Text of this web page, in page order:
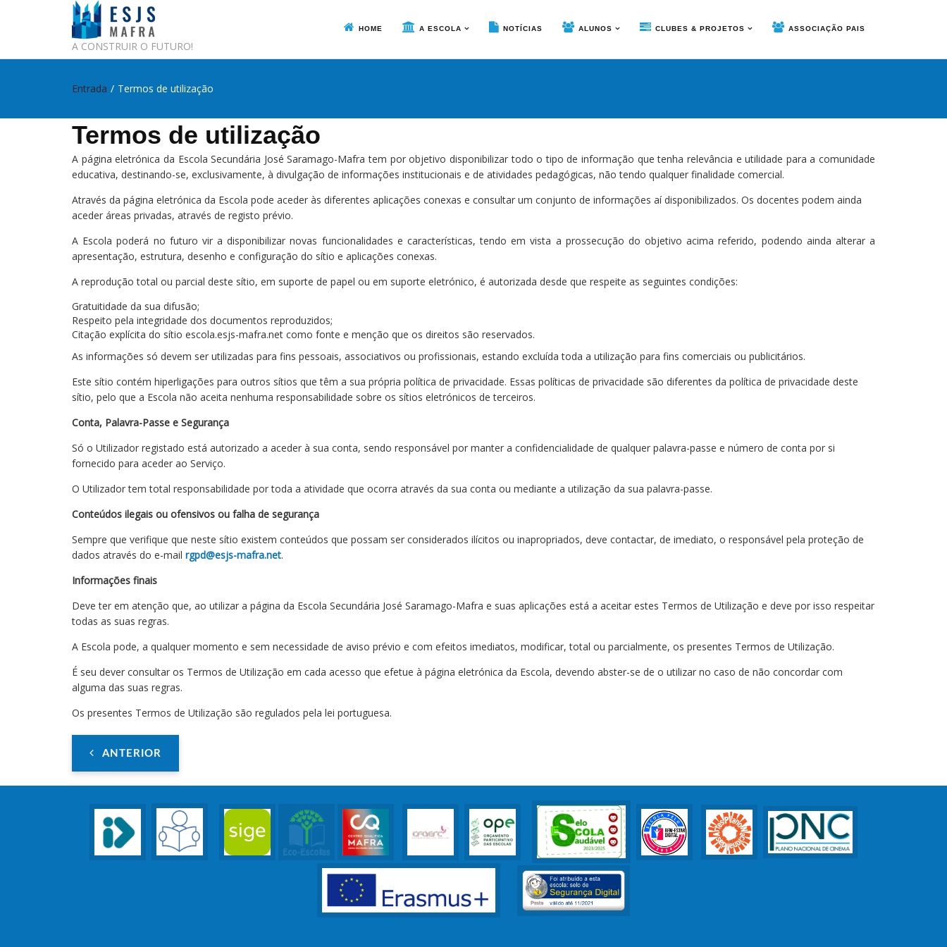
A CONSTRUIR O FUTURO!
HOME A ESCOLA NOTÍCIAS ALUNOS CLUBES & PROJETOS ASSOCIAÇÃO PAIS
Entrada / Termos de utilização
Termos de utilização
A página eletrónica da Escola Secundária José Saramago-Mafra tem por objetivo disponibilizar todo o tipo de informação que tenha relevância e utilidade para a comunidade
educativa, destinando-se, exclusivamente, à divulgação de informações institucionais e de atividades pedagógicas, não tendo qualquer finalidade comercial.
Através da página eletrónica da Escola pode aceder às diferentes aplicações conexas e consultar um conjunto de informações aí disponibilizados. Os docentes podem ainda
aceder áreas privadas, através de registo prévio.
A Escola poderá no futuro vir a disponibilizar novas funcionalidades e características, tendo em vista a prossecução do objetivo acima referido, podendo ainda alterar a
apresentação, estrutura, desenho e configuração do sítio e aplicações conexas.
A reprodução total ou parcial deste sítio, em suporte de papel ou em suporte eletrónico, é autorizada desde que respeite as seguintes condições:
Gratuitidade da sua difusão;
Respeito pela integridade dos documentos reproduzidos;
Citação explícita do sítio escola.esjs-mafra.net como fonte e menção que os direitos são reservados.
As informações só devem ser utilizadas para fins pessoais, associativos ou profissionais, estando excluída toda a utilização para fins comerciais ou publicitários.
Este sítio contém hiperligações para outros sítios que têm a sua própria política de privacidade. Essas políticas de privacidade são diferentes da política de privacidade deste
sítio, pelo que a Escola não aceita nenhuma responsabilidade sobre os sítios eletrónicos de terceiros.
Conta, Palavra-Passe e Segurança
Só o Utilizador registado está autorizado a aceder à sua conta, sendo responsável por manter a confidencialidade de qualquer palavra-passe e número de conta por si
fornecido para aceder ao Serviço.
O Utilizador tem total responsabilidade por toda a atividade que ocorra através da sua conta ou mediante a utilização da sua palavra-passe.
Conteúdos ilegais ou ofensivos ou falha de segurança
Sempre que verifique que neste sítio existem conteúdos que possam ser considerados ilícitos ou inapropriados, deve contactar, de imediato, o responsável pela proteção de
dados através do e-mail rgpd@esjs-mafra.net.
Informações finais
Deve ter em atenção que, ao utilizar a página da Escola Secundária José Saramago-Mafra e suas aplicações está a aceitar estes Termos de Utilização e deve por isso respeitar
todas as suas regras.
A Escola pode, a qualquer momento e sem necessidade de aviso prévio e com efeitos imediatos, modificar, total ou parcialmente, os presentes Termos de Utilização.
É seu dever consultar os Termos de Utilização em cada acesso que efetue à página eletrónica da Escola, devendo abster-se de o utilizar no caso de não concordar com
alguma das suas regras.
Os presentes Termos de Utilização são regulados pela lei portuguesa.
ANTERIOR